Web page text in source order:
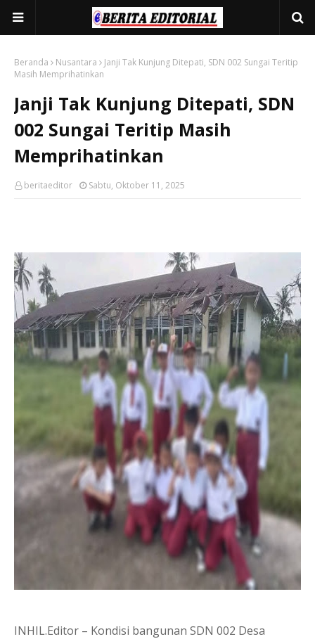
Beranda Nusantara
Janji Tak Kunjung Ditepati, SDN 002 Sungai Teritip
Masih Memprihatinkan
Janji Tak Kunjung Ditepati, SDN
002 Sungai Teritip Masih
Memprihatinkan
beritaeditor Sabtu, Oktober 11, 2025
INHIL.Editor – Kondisi bangunan SDN 002 Desa